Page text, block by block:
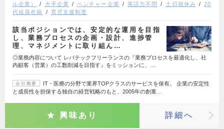
ル企業）
大手企業 ベンチャー企業 英語力不問 土日祝休み
20
代役員在籍
育児支援制度
該当ポジションでは、安定的な運用を目指
し、業務プロセスの企画・設計、進捗管
理、マネジメントに取り組ん…
◎業務内容について レバテックフリーランスの『業務プロセスを最適化し、社
内顧客（営業）の工数削減を目指す』をミッションに、…
会社概要
IT・医療の分野で業界TOPクラスのサービスを保有。 企業の安定性
と成長性を担保する独自の経営戦略のもと、2005年の創業…
興味あり 詳細へ